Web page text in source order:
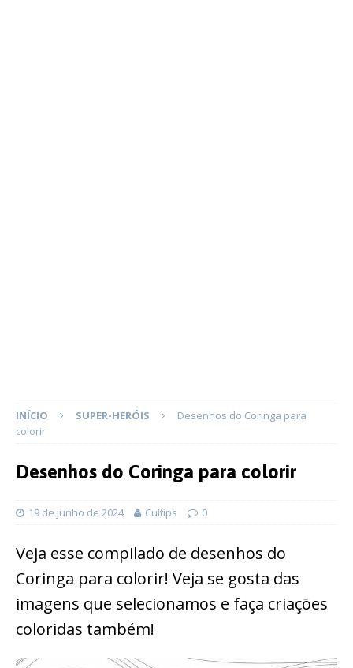
INÍCIO SUPER-HERÓIS
Desenhos do Coringa para
colorir
Desenhos do Coringa para colorir
19 de junho de 2024 Cultips 0
Veja esse compilado de desenhos do
Coringa para colorir! Veja se gosta das
imagens que selecionamos e faça criações
coloridas também!